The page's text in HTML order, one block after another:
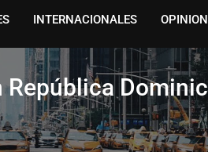
INTERNACIONALES